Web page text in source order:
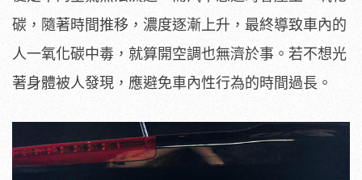
碳，隨著時間推移，濃度逐漸上升，最終導致車內的
人一氧化碳中毒，就算開空調也無濟於事。若不想光
著身體被人發現，應避免車內性行為的時間過長。